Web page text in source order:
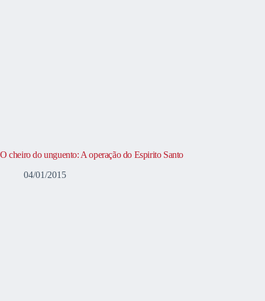
O cheiro do unguento: A operação do Espirito Santo
04/01/2015